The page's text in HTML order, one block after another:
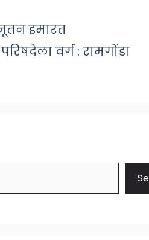
इमारत
वर्ग : रामगोंडा